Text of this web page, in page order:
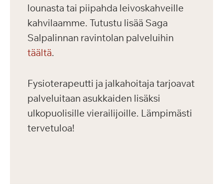
lounasta tai piipahda leivoskahveille
kahvilaamme. Tutustu lisää Saga
Salpalinnan ravintolan palveluihin
täältä.
Fysioterapeutti ja jalkahoitaja tarjoavat
palveluitaan asukkaiden lisäksi
ulkopuolisille vierailijoille. Lämpimästi
tervetuloa!